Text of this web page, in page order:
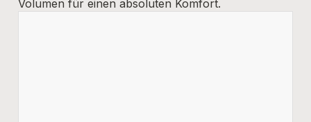
Volumen für einen absoluten Komfort.